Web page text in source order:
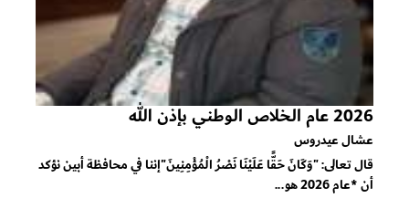
2026 عام الخلاص الوطني بإذن الله
عشال عيدروس
قال تعالى: "وَكَانَ حَقًّا عَلَيْنَا نَصْرُ الْمُؤْمِنِينَ"إننا في محافظة أبين نؤكد
أن *عام 2026 هو...